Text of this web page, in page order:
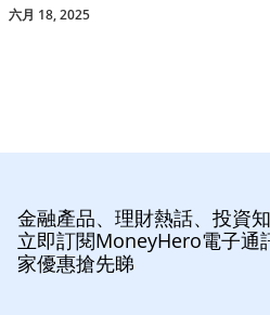
六月 18, 2025
金融產品、理財熱話、投資
立即訂閱MoneyHero電子通
家優惠搶先睇